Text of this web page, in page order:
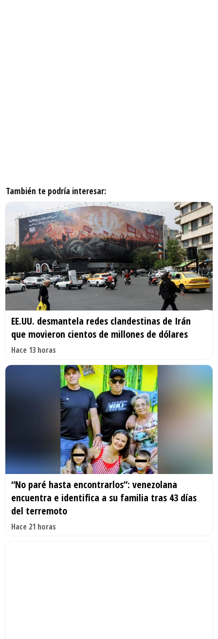
También te podría interesar:
EE.UU. desmantela redes clandestinas de Irán
que movieron cientos de millones de dólares
Hace 13 horas
“No paré hasta encontrarlos”: venezolana
encuentra e identifica a su familia tras 43 días
del terremoto
Hace 21 horas